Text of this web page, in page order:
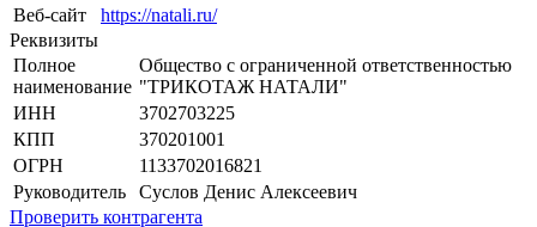
Веб-сайт
https://natali.ru/
Реквизиты
Полное
наименование
Общество с ограниченной ответственностью
"ТРИКОТАЖ НАТАЛИ"
ИНН
3702703225
КПП
370201001
ОГРН
1133702016821
Руководитель
Суслов Денис Алексеевич
Проверить контрагента